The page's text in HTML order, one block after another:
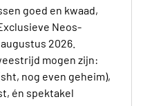
goed en kwaad,
Neos-
2026.
mogen zijn:
nog even geheim),
én spektakel